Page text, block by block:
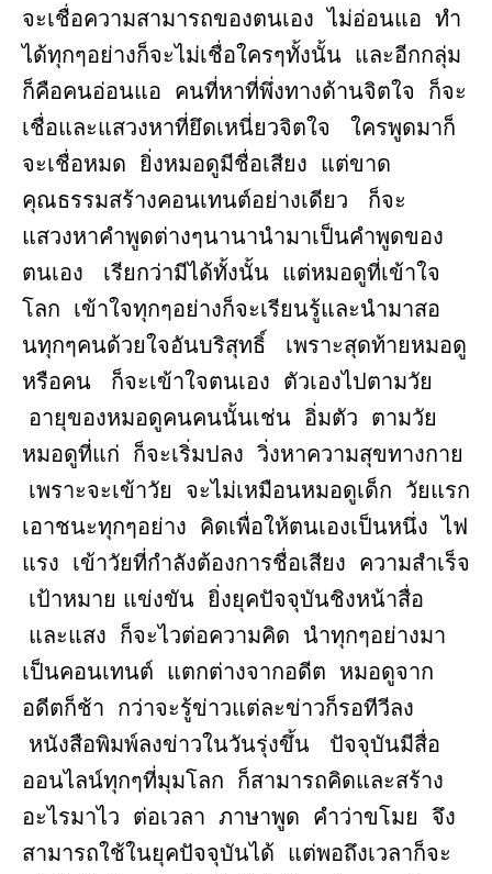
จะเชื่อความสามารถของตนเอง ไม่อ่อนแอ ทำ
ได้ทุกๆอย่างก็จะไม่เชื่อใครๆทั้งนั้น และอีกกลุ่ม
ก็คือคนอ่อนแอ คนที่หาที่พึ่งทางด้านจิตใจ ก็จะ
เชื่อและแสวงหาที่ยึดเหนี่ยวจิตใจ ใครพูดมาก็
จะเชื่อหมด ยิ่งหมอดูมีชื่อเสียง แต่ขาด
คุณธรรมสร้างคอนเทนต์อย่างเดียว ก็จะ
แสวงหาคำพูดต่างๆนานานำมาเป็นคำพูดของ
ตนเอง เรียกว่ามีได้ทั้งนั้น แต่หมอดูที่เข้าใจ
โลก เข้าใจทุกๆอย่างก็จะเรียนรู้และนำมาสอ
นทุกๆคนด้วยใจอันบริสุทธิ์ เพราะสุดท้ายหมอดู
หรือคน ก็จะเข้าใจตนเอง ตัวเองไปตามวัย
อายุของหมอดูคนคนนั้นเช่น อิ่มตัว ตามวัย
หมอดูที่แก่ ก็จะเริ่มปลง วิ่งหาความสุขทางกาย
เพราะจะเข้าวัย จะไม่เหมือนหมอดูเด็ก วัยแรก
เอาชนะทุกๆอย่าง คิดเพื่อให้ตนเองเป็นหนึ่ง ไฟ
แรง เข้าวัยที่กำลังต้องการชื่อเสียง ความสำเร็จ
เป้าหมาย แข่งขัน ยิ่งยุคปัจจุบันชิงหน้าสื่อ
และแสง ก็จะไวต่อความคิด นำทุกๆอย่างมา
เป็นคอนเทนต์ แตกต่างจากอดีต หมอดูจาก
อดีตก็ช้า กว่าจะรู้ข่าวแต่ละข่าวก็รอทีวีลง
หนังสือพิมพ์ลงข่าวในวันรุ่งขึ้น ปัจจุบันมีสื่อ
ออนไลน์ทุกๆที่มุมโลก ก็สามารถคิดและสร้าง
อะไรมาไว ต่อเวลา ภาษาพูด คำว่าขโมย จึง
สามารถใช้ในยุคปัจจุบันได้ แต่พอถึงเวลาก็จะ